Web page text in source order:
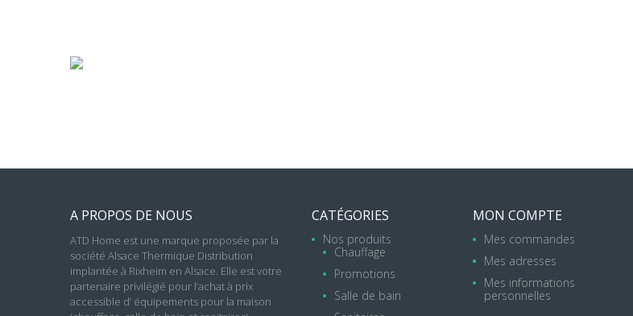
A PROPOS DE NOUS
ATD Home est une marque proposée par la
société Alsace Thermique Distribution
implantée à Rixheim en Alsace. Elle est votre
partenaire privilégié pour l’achat à prix
accessible d’ équipements pour la maison
CATÉGORIES
Nos produits
Chauffage
Promotions
Salle de bain
MON COMPTE
Mes commandes
Mes adresses
Mes informations
personnelles